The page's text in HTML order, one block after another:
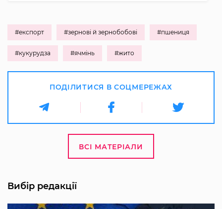
#експорт #зернові й зернобобові #пшениця
#кукурудза #ячмінь #жито
ПОДІЛИТИСЯ В СОЦМЕРЕЖАХ
ВСІ МАТЕРІАЛИ
Вибір редакції